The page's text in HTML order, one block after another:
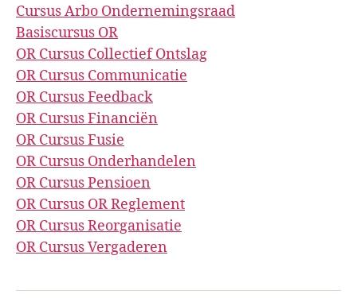
Cursus Arbo Ondernemingsraad
Basiscursus OR
OR Cursus Collectief Ontslag
OR Cursus Communicatie
OR Cursus Feedback
OR Cursus Financiën
OR Cursus Fusie
OR Cursus Onderhandelen
OR Cursus Pensioen
OR Cursus OR Reglement
OR Cursus Reorganisatie
OR Cursus Vergaderen